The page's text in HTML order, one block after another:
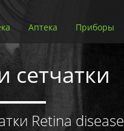
сетчатки
Retina disease
Аптека Приборы